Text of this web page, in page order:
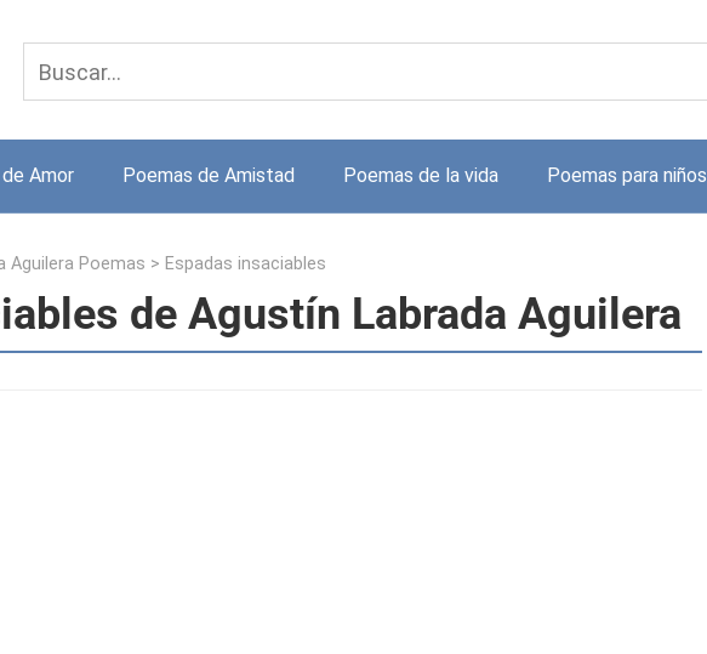
Amor Poemas de Amistad Poemas de la vida Poemas para niños
Aguilera Poemas > Espadas insaciables
de Agustín Labrada Aguilera